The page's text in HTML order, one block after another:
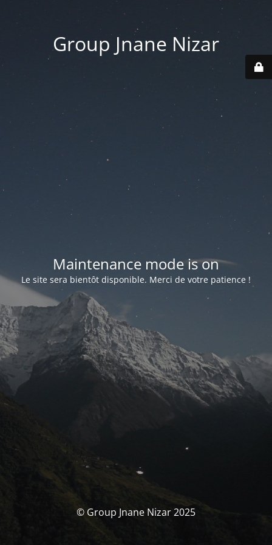
Group Jnane Nizar
Maintenance mode is on
Le site sera bientôt disponible. Merci de votre patience !
© Group Jnane Nizar 2025